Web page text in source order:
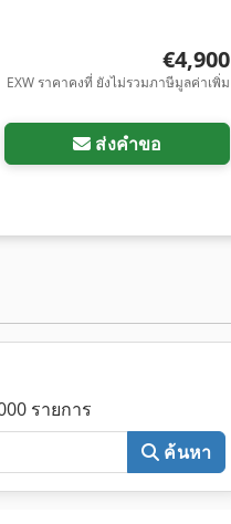
€4,900
EXW ราคาคงที่ ยังไม่รวมภาษีมูลค่าเพิ่ม
ส่งคำขอ
รายการ
ค้นหา